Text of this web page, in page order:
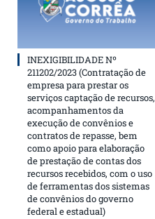
INEXIGIBILIDADE Nº
211202/2023 (Contratação de
empresa para prestar os
serviços captação de recursos,
acompanhamentos da
execução de convênios e
contratos de repasse, bem
como apoio para elaboração
de prestação de contas dos
recursos recebidos, com o uso
de ferramentas dos sistemas
de convênios do governo
federal e estadual)